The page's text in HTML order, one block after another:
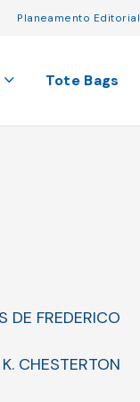
Planeamento Editorial
Tote Bags
DE FREDERICO
CHESTERTON